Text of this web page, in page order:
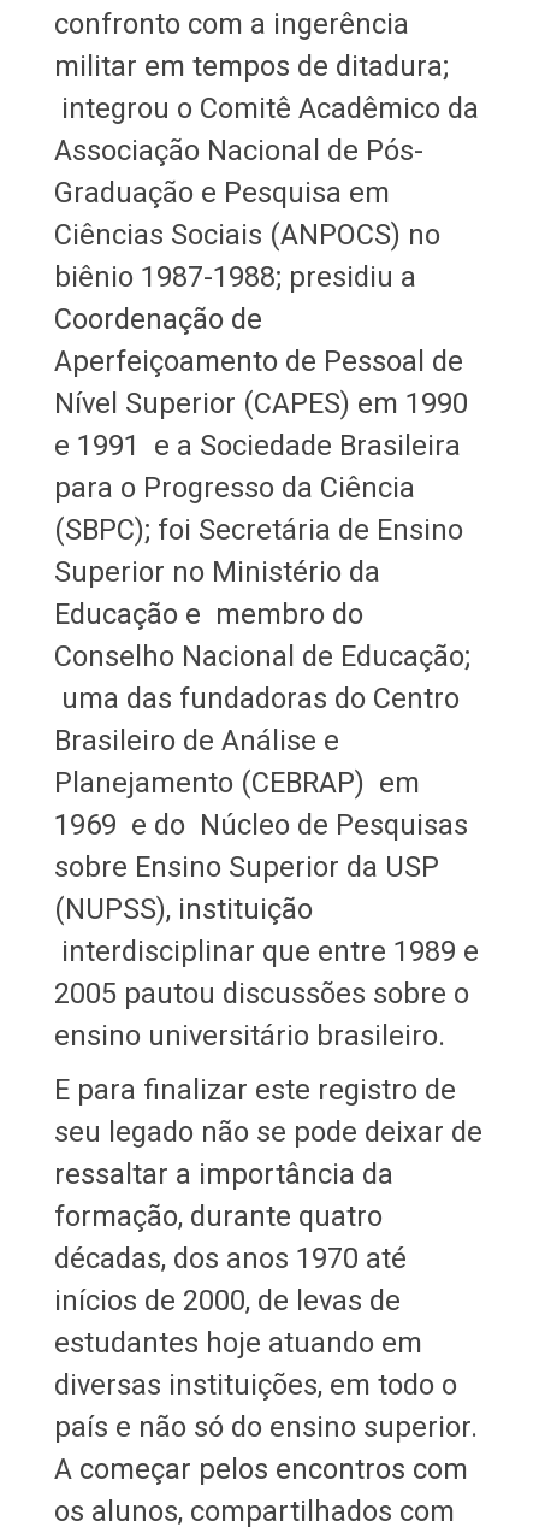
confronto com a ingerência
militar em tempos de ditadura;
integrou o Comitê Acadêmico da
Associação Nacional de Pós-
Graduação e Pesquisa em
Ciências Sociais (ANPOCS) no
biênio 1987-1988; presidiu a
Coordenação de
Aperfeiçoamento de Pessoal de
Nível Superior (CAPES) em 1990
e 1991 e a Sociedade Brasileira
para o Progresso da Ciência
(SBPC); foi Secretária de Ensino
Superior no Ministério da
Educação e membro do
Conselho Nacional de Educação;
uma das fundadoras do Centro
Brasileiro de Análise e
Planejamento (CEBRAP) em
1969 e do Núcleo de Pesquisas
sobre Ensino Superior da USP
(NUPSS), instituição
interdisciplinar que entre 1989 e
2005 pautou discussões sobre o
ensino universitário brasileiro.
E para finalizar este registro de
seu legado não se pode deixar de
ressaltar a importância da
formação, durante quatro
décadas, dos anos 1970 até
inícios de 2000, de levas de
estudantes hoje atuando em
diversas instituições, em todo o
país e não só do ensino superior.
A começar pelos encontros com
os alunos, compartilhados com